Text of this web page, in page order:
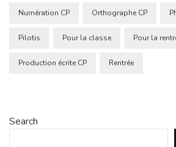
Numération CP Orthographe CP
Pilotis Pour la classe Pour la
Production écrite CP Rentrée
Search